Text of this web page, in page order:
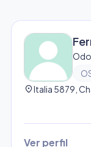
location_on
Ver perfil